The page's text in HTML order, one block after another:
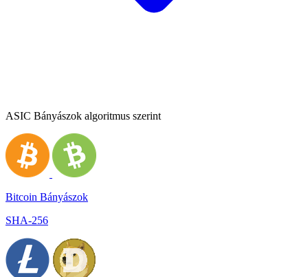
ASIC Bányászok algoritmus szerint
Bitcoin Bányászok
SHA-256